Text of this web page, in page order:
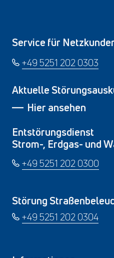
Service für
+49 5251 202 0303
Aktuelle
Hier ansehen
Entstörungsdienst
Strom-, Erdgas- und
+49 5251 202 0300
Störung
+49 5251 202 0304